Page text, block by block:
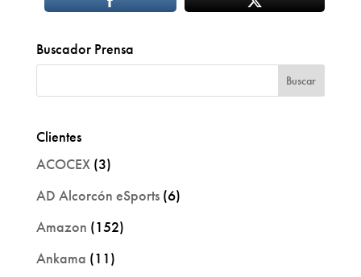
Buscador Prensa
Clientes
ACOCEX(3)
AD Alcorcón eSports(6)
Amazon (152)
Ankama (11)